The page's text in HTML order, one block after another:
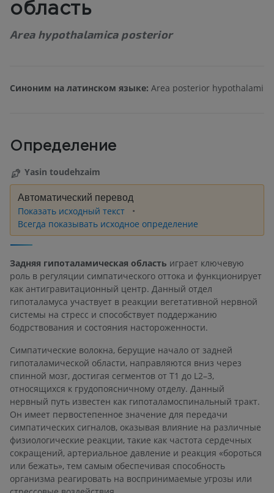
область
Area hypothalamica posterior
Синоним на латинском языке: Area posterior hypothalami
Определение
Yasin toudehzaim
Автоматический перевод
Показать исходный текст
Всегда показывать исходное определение
Задняя гипоталамическая область играет ключевую
роль в регуляции симпатического оттока и функционирует
как антигравитационный центр. Данный отдел
гипоталамуса участвует в реакции вегетативной нервной
системы на стресс и способствует поддержанию
бодрствования и состояния настороженности.
Симпатические волокна, берущие начало от задней
гипоталамической области, направляются вниз через
спинной мозг, достигая сегментов от T1 до L2–3,
относящихся к грудопоясничному отделу. Данный
нервный путь известен как гипоталамоспинальный тракт.
Он имеет первостепенное значение для передачи
симпатических сигналов, оказывая влияние на различные
физиологические реакции, такие как частота сердечных
сокращений, артериальное давление и реакция «бороться
или бежать», тем самым обеспечивая способность
организма реагировать на воспринимаемые угрозы или